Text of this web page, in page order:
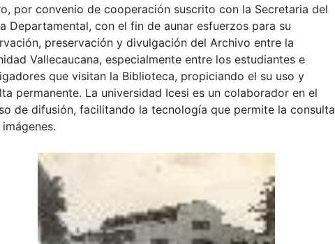
por convenio de cooperación suscrito con la Secretaria del
Departamental, con el fin de aunar esfuerzos para su
preservación y divulgación del Archivo entre la
Vallecaucana, especialmente entre los estudiantes e
que visitan la Biblioteca, propiciando el su uso y
permanente. La universidad Icesi es un colaborador en el
de difusión, facilitando la tecnología que permite la consulta